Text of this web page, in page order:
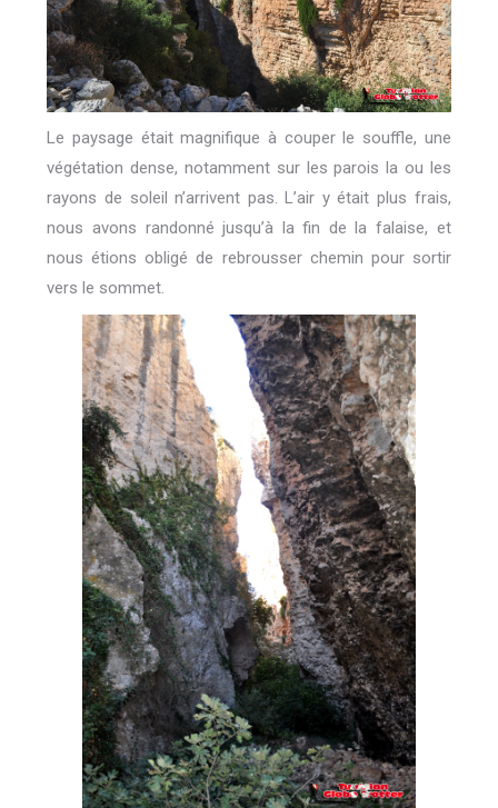
Le paysage était magnifique à couper le souffle, une
végétation dense, notamment sur les parois la ou les
rayons de soleil n’arrivent pas. L’air y était plus frais,
nous avons randonné jusqu’à la fin de la falaise, et
nous étions obligé de rebrousser chemin pour sortir
vers le sommet.